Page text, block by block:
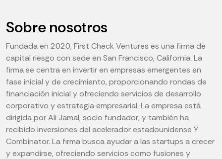
Sobre nosotros
Fundada en 2020, First Check Ventures es una firma de
capital riesgo con sede en San Francisco, California. La
firma se centra en invertir en empresas emergentes en
fase inicial y de crecimiento, proporcionando rondas de
financiación inicial y ofreciendo servicios de desarrollo
corporativo y estrategia empresarial. La empresa está
dirigida por Ali Jamal, socio fundador, y también ha
recibido inversiones del acelerador estadounidense Y
Combinator. La firma busca ayudar a las startups a crecer
y expandirse, ofreciendo servicios como fusiones y